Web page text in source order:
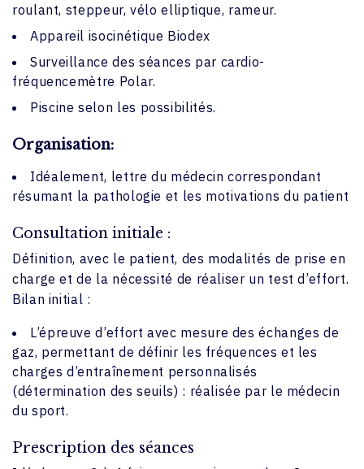
roulant, steppeur, vélo elliptique, rameur.
Appareil isocinétique Biodex
Surveillance des séances par cardio-
fréquencemètre Polar.
Piscine selon les possibilités.
Organisation:
Idéalement, lettre du médecin correspondant
résumant la pathologie et les motivations du patient
Consultation initiale :
Définition, avec le patient, des modalités de prise en
charge et de la nécessité de réaliser un test d’effort.
Bilan initial :
L’épreuve d’effort avec mesure des échanges de
gaz, permettant de définir les fréquences et les
charges d’entraînement personnalisés
(détermination des seuils) : réalisée par le médecin
du sport.
Prescription des séances